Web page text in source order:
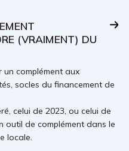
(VRAIMENT) DU
complément aux
socles du financement de
celui de 2023, ou celui de
outil de complément dans le
locale.